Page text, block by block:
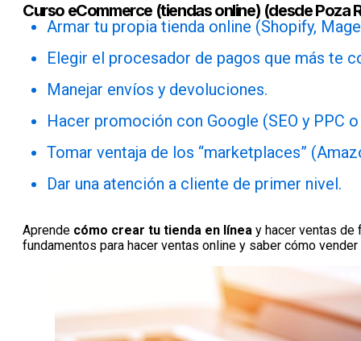
Curso eCommerce (tiendas online) (desde Poza
Armar tu propia tienda online (Shopify,
Elegir el procesador de pagos que más te
Manejar envíos y devoluciones.
Hacer promoción con Google (SEO y PPC
Tomar ventaja de los “marketplaces”
Dar una atención a cliente de primer nivel.
Aprende cómo crear tu tienda en línea y hacer ventas de
fundamentos para hacer ventas online y saber cómo